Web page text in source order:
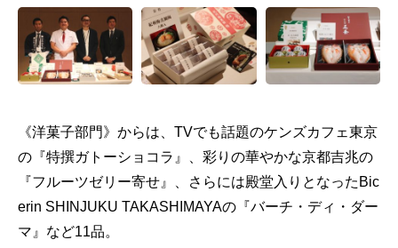
《洋菓子部門》からは、TVでも話題のケンズカフェ東京
の『特撰ガトーショコラ』、彩りの華やかな京都吉兆の
『フルーツゼリー寄せ』、さらには殿堂入りとなったBic
erin SHINJUKU TAKASHIMAYAの『バーチ・ディ・ダー
マ』など11品。